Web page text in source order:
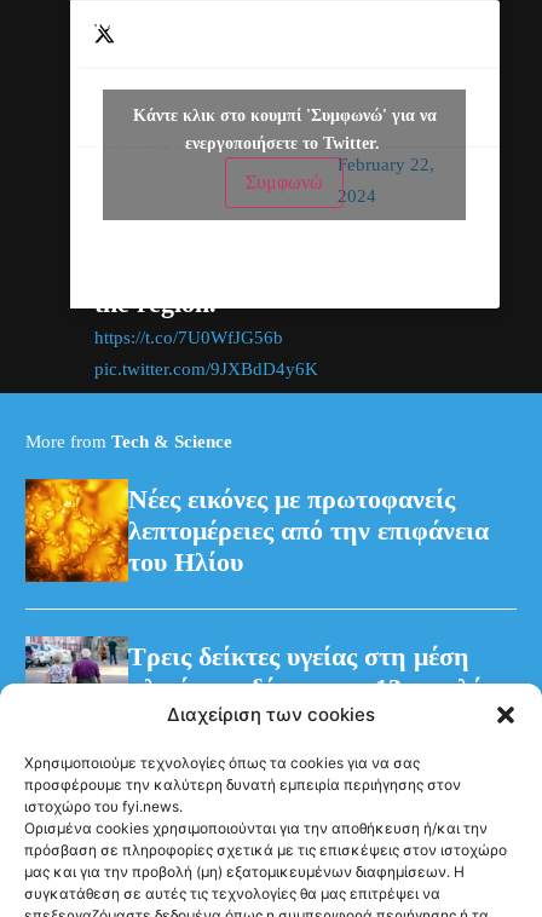
Διαχείριση των cookies
Χρησιμοποιούμε τεχνολογίες όπως τα cookies για να σας
προσφέρουμε την καλύτερη δυνατή εμπειρία περιήγησης στον
ιστοχώρο του fyi.news.
Ορισμένα cookies χρησιμοποιούνται για την αποθήκευση ή/και την
πρόσβαση σε πληροφορίες σχετικά με τις επισκέψεις στον ιστοχώρο
μας και για την προβολή (μη) εξατομικευμένων διαφημίσεων. Η
συγκατάθεση σε αυτές τις τεχνολογίες θα μας επιτρέψει να
lander, is targeted to
touch down at the
lunar South Pole at
5:30pm ET (2230
UTC) Feb. 22.
Watch live with us as
this Moon delivery
the region.
https://t.co/7U0WfJG56b
pic.twitter.com/9JXBdD4y6K
— NASA
(@NASA)
February 22,
2024
Κάντε κλικ στο κουμπί 'Συμφωνώ' για να
ενεργοποιήσετε το Twitter.
Συμφωνώ
More from Tech & Science
Νέες εικόνες με πρωτοφανείς
λεπτομέρειες από την επιφάνεια
του Ηλίου
Τρεις δείκτες υγείας στη μέση
ηλικία συνδέονται με 13 επιπλέον
χρόνια χωρίς άνοια
Ακολούθησέ μας